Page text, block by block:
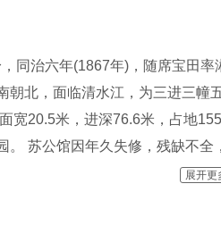
同治六年(1867年)，随席宝田率
朝北，面临清水江，为三进三幢
宽20.5米，进深76.6米，占地
。 苏公馆因年久失修，残缺不全
展开更